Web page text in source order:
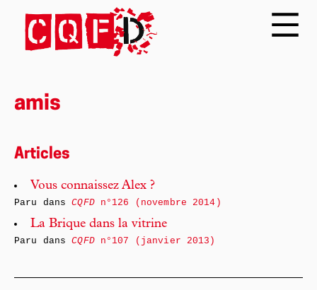
amis
Articles
Vous connaissez Alex ?
Paru dansCQFDn°126 (novembre 2014)
La Brique dans la vitrine
Paru dansCQFDn°107 (janvier 2013)